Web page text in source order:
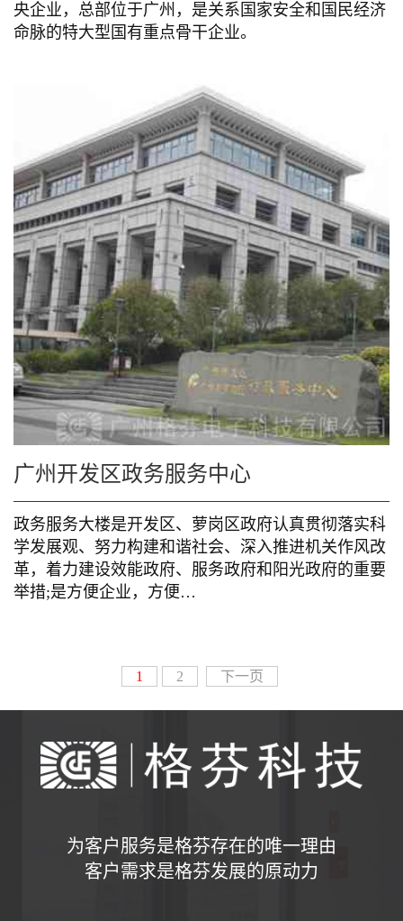
央企业，总部位于广州，是关系国家安全和国民经济
命脉的特大型国有重点骨干企业。
广州开发区政务服务中心
政务服务大楼是开发区、萝岗区政府认真贯彻落实科
学发展观、努力构建和谐社会、深入推进机关作风改
革，着力建设效能政府、服务政府和阳光政府的重要
举措;是方便企业，方便…
1 2 下一页
为客户服务是格芬存在的唯一理由
客户需求是格芬发展的原动力